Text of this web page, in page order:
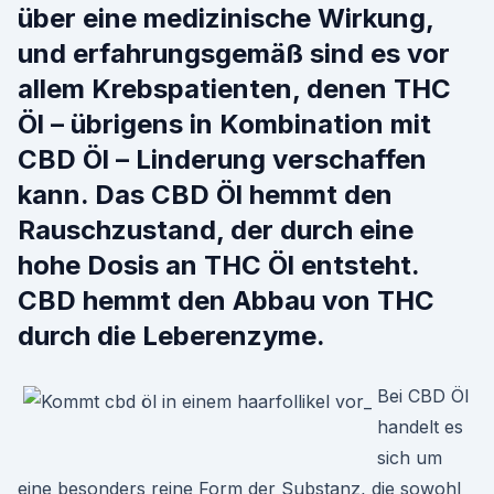
über eine medizinische Wirkung,
und erfahrungsgemäß sind es vor
allem Krebspatienten, denen THC
Öl – übrigens in Kombination mit
CBD Öl – Linderung verschaffen
kann. Das CBD Öl hemmt den
Rauschzustand, der durch eine
hohe Dosis an THC Öl entsteht.
CBD hemmt den Abbau von THC
durch die Leberenzyme.
Bei CBD Öl
handelt es
sich um
eine besonders reine Form der Substanz, die sowohl